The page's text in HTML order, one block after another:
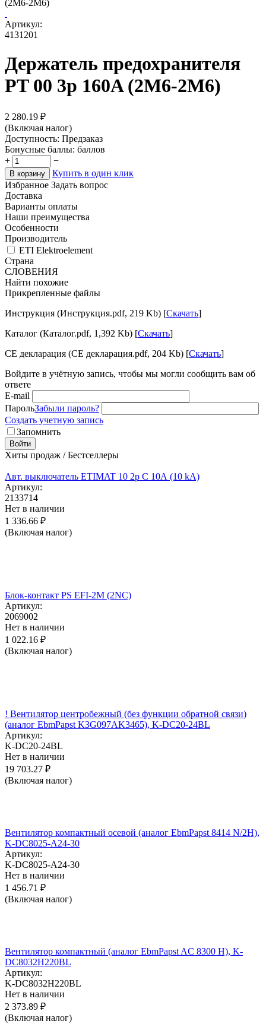
(2M6-2M6)
Артикул:
4131201
Держатель предохранителя
PT 00 3p 160A (2M6-2M6)
2 280.19 ₽
(Включая налог)
Доступность: Предзаказ
Бонусные баллы: баллов
+
−
В корзину
Купить в один клик
Избранное Задать вопрос
Доставка
Варианты оплаты
Наши преимущества
Особенности
Производитель
ETI Elektroelement
Страна
СЛОВЕНИЯ
Найти похожие
Прикрепленные файлы
Инструкция (Инструкция.pdf, 219 Kb) [Скачать]
Каталог (Каталог.pdf, 1,392 Kb) [Скачать]
CE декларация (CE декларация.pdf, 204 Kb) [Скачать]
Войдите в учётную запись, чтобы мы могли сообщить вам об
ответе
E-mail
ПарольЗабыли пароль?
Создать учетную запись
Запомнить
Войти
Хиты продаж / Бестселлеры
Авт. выключатель ETIMAT 10 2p C 10А (10 kA)
Артикул:
2133714
Нет в наличии
1 336.66 ₽
(Включая налог)
Блок-контакт PS EFI-2M (2NC)
Артикул:
2069002
Нет в наличии
1 022.16 ₽
(Включая налог)
! Вентилятор центробежный (без функции обратной связи)
(аналог EbmPapst K3G097AK3465), K-DC20-24BL
Артикул:
K-DC20-24BL
Нет в наличии
19 703.27 ₽
(Включая налог)
Вентилятор компактный осевой (аналог EbmPapst 8414 N/2H),
K-DC8025-A24-30
Артикул:
K-DC8025-A24-30
Нет в наличии
1 456.71 ₽
(Включая налог)
Вентилятор компактный (аналог EbmPapst AC 8300 H), K-
DC8032H220BL
Артикул:
K-DC8032H220BL
Нет в наличии
2 373.89 ₽
(Включая налог)